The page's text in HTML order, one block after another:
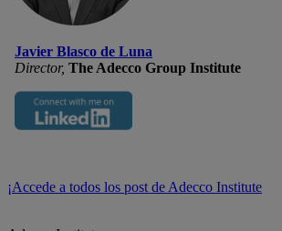
Javier Blasco de Luna
Director, The Adecco Group Institute
¡Accede a todos los post de Adecco Institute